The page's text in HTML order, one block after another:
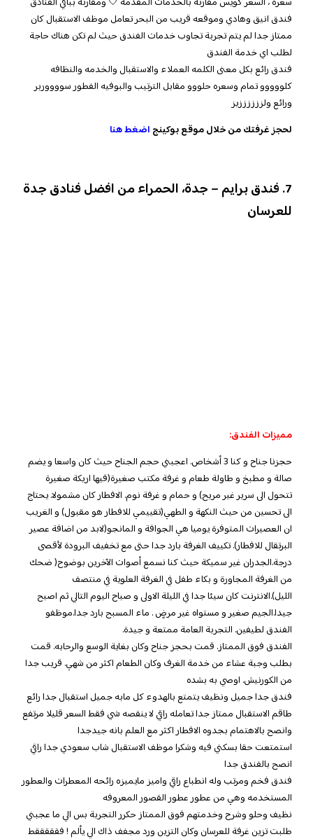
فندق انيق وهادي وموقعه قريب من البحر تعامل موظف الاستقبال كان
ممتاز جدا لم يتم تجربة تجاوب خدمات الفندق حيث لم تكن هناك حاجة
لطلب اي خدمة الفندق
فندق رائع بكل معنى الكلمه العملاء والاستقبال والخدمه والنظافه
كلووووو تمام وسعره حلووو مقابل الترتيب والبوفيه الفطور سووووربر
ورائع ولززززززيز
لحجز غرفتك من خلال موقع بوكينج اضغط هنا
7. فندق برايم – جدة، الحمراء من افضل فنادق جدة
للعرسان
مميزات الفندق:
حجزنا جناح و كنا 3 أشخاص. اعجبني حجم الجناح حيث كان واسعا و يضم
صالة و مطبخ و طاولة طعام و غرفة مكتب صغيرة(فيها اريكة صغيرة
تتحول الى سرير غير مريح) و حمام و غرفة نوم. الافطار كان مشمولا. يحتاج
الى تحسين من حيث النكهة و الطهي(تقييمي للافطار هو مقبول) و الغريب
ان العصيرات المتوفرة يوميا هي الجوافة و المانجو(لابد من اضافة عصير
البرتقال للافطار). تكييف الغرفة بارد جدا حتى مع تخفيف البرودة لأقصى
درجة.الجدران غير سميكة حيث كنا نسمع أصوات الآخرين بوضوح( ضحك
من الغرفة المجاورة و بكاء طفل في الغرفة العلوية في منتصف
الليل).الانترنت كان سيئا جدا في الليلة الاولى و صباح اليوم التالي ثم اصبح
جيدا.الجيم صغير و مستواه غير مرضٍ . ماء المسبح بارد جدا.موظفو
الفندق لطيفين. التجربة العامة ممتعة و جيدة.
الفندق فوق الممتاز. قمت بحجز جناح وكان بغاية الوسع والرحابه. قمت
بطلب وجبة عشاء من خدمة الغرف وكان الطعام اكثر من شهي. قريب جدا
من الكورنيش. اوصي به بشده
فندق جدا جميل ونظيف يتمتع بالهدوء كل مابه جميل استقبال جدا رائع
طاقم الاستقبال ممتاز جدا تعامله راقي لا ينقصه شي فقط السعر قليلا مرتفع
وانصح بالاهتمام بجدوه الافطار اكثر مع العلم بانه جيدجدا
استمتعت حقا بسكني فيه وشكرا موظف الاستقبال شاب سعودي جدا راقي
انصح بالفندق جدا
فندق فخم ومرتب وله انطباع راقي واميز مايميزه رائحه المعطرات والعطور
المستخدمه وهي من عطور عطور القصور المعروفه
نظيف وحلو وشرح وخدمتهم فوق الممتاز حكرر التجربة بس الي ما عجبني
طلبت تزين غرفة للعرسان وكان التزين ورد مجفف ذاك الي يألم ! فقققققط